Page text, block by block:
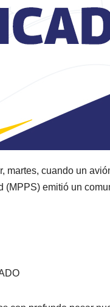
cuando un
(MPPS) emitió un